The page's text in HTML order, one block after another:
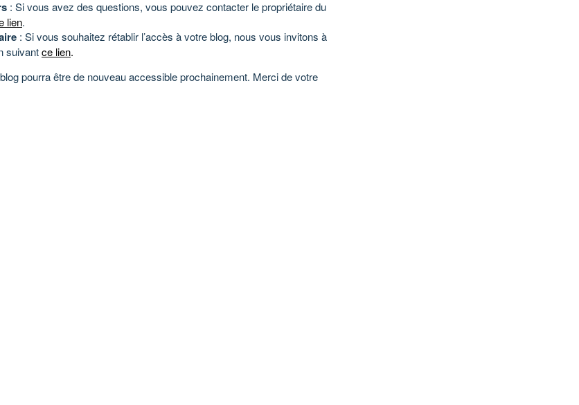
: Si vous avez des questions, vous pouvez contacter le propriétaire du
lien.
: Si vous souhaitez rétablir l’accès à votre blog, nous vous invitons à
suivantce lien.
pourra être de nouveau accessible prochainement. Merci de votre